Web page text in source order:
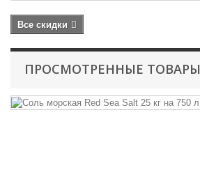
Все скидки
ПРОСМОТРЕННЫЕ ТОВАРЫ